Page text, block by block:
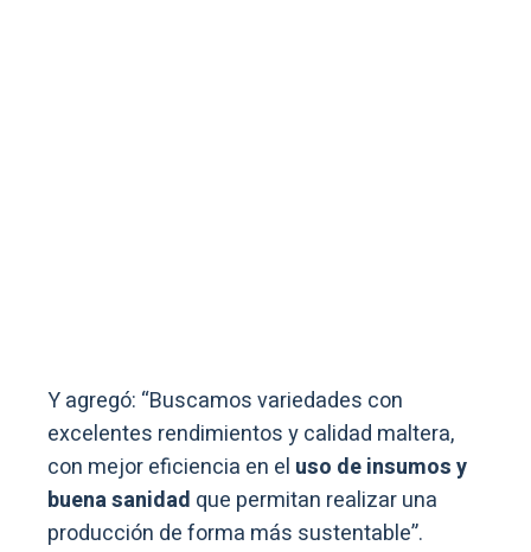
Y agregó: “Buscamos variedades con
excelentes rendimientos y calidad maltera,
con mejor eficiencia en el uso de insumos y
buena sanidad que permitan realizar una
producción de forma más sustentable”.